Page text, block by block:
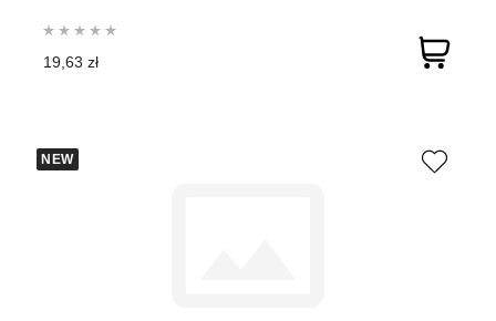
19,63 zł
NEW